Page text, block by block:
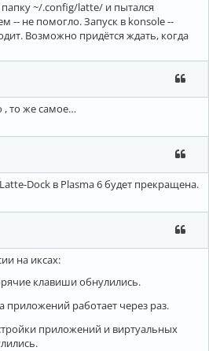
~/.config/latte/ и пытался
-- не помогло. Запуск в konsole --
Возможно придётся ждать, когда
то же самое…
Dock в Plasma 6 будет прекращена.
на иксах:
клавиши обнулились.
приложений работает через раз.
приложений и виртуальных